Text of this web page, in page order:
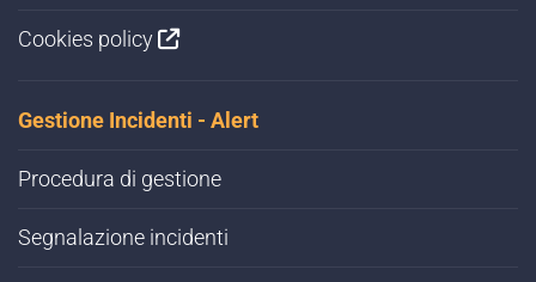
Cookies policy
Gestione Incidenti - Alert
Procedura di gestione
Segnalazione incidenti